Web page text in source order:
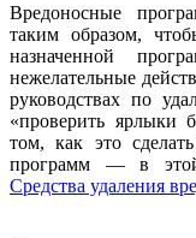
Вредоносные
таким образом,
назначенной
нежелательные
руководствах по
«проверить ярлыки
том, как это
программ — в этой
Средства удаления